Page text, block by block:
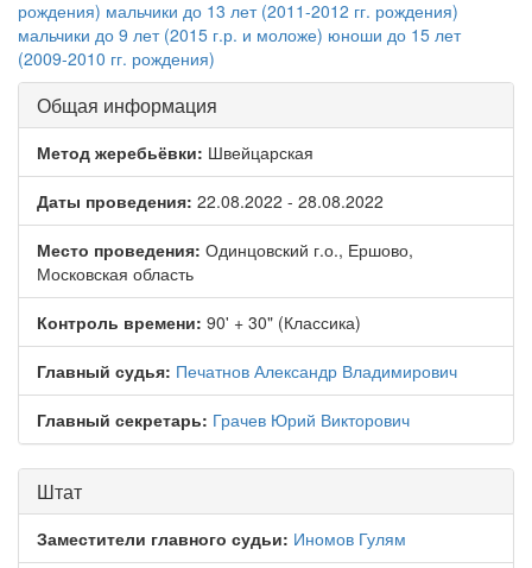
рождения) мальчики до 13 лет (2011-2012 гг. рождения)
мальчики до 9 лет (2015 г.р. и моложе) юноши до 15 лет
(2009-2010 гг. рождения)
Общая информация
Метод жеребьёвки: Швейцарская
Даты проведения: 22.08.2022 - 28.08.2022
Место проведения: Одинцовский г.о., Ершово,
Московская область
Контроль времени: 90' + 30" (Классика)
Главный судья: Печатнов Александр Владимирович
Главный секретарь: Грачев Юрий Викторович
Штат
Заместители главного судьи: Иномов Гулям